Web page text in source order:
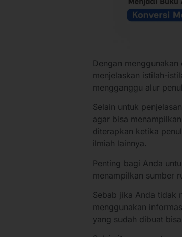
Dengan
menjelaskan istilah-
mengganggu alur
Selain untuk
agar bisa
diterapkan ketika
ilmiah lainnya.
Penting bagi Anda
menampilkan sumber
Sebab jika Anda tidak
menggunakan
yang sudah dibuat